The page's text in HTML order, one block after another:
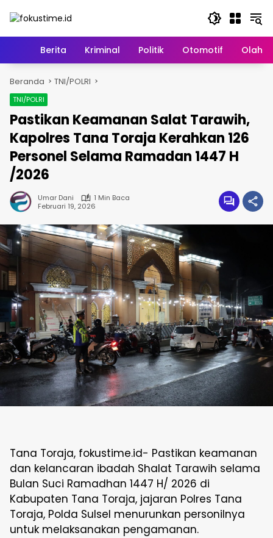
HomeBerita Kriminal Politik Otomotif
Beranda TNI/POLRI
TNI/POLRI
Pastikan Keamanan Salat Tarawih,
Kapolres Tana Toraja Kerahkan 126
Personel Selama Ramadan 1447 H
/2026
Umar Dani
1 Min Baca
Februari 19, 2026
Tana Toraja, fokustime.id- Pastikan keamanan
dan kelancaran ibadah Shalat Tarawih selama
Bulan Suci Ramadhan 1447 H/ 2026 di
Kabupaten Tana Toraja, jajaran Polres Tana
Toraja, Polda Sulsel menurunkan personilnya
untuk melaksanakan pengamanan.